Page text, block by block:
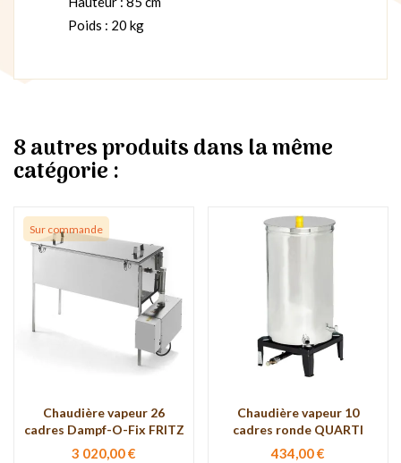
Poids : 20 kg
8 autres produits dans la même
catégorie :
Sur commande
Chaudière vapeur 26
cadres Dampf-O-Fix FRITZ
3 020,00 €
Chaudière vapeur 10
cadres ronde QUARTI
434,00 €